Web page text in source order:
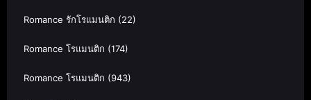
Romance รักโรแมนติก (22)
Romance โรแมนติก (174)
Romance โรแมนติก (943)